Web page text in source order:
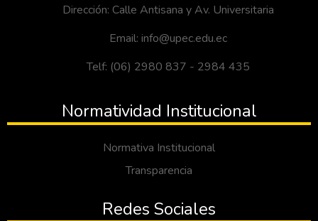
Dirección: Calle Antisana y Av. Universitaria
Email: info@upec.edu.ec
Telf: (06) 2980 837 - 2984 435
Normatividad Institucional
Normativa Institucional
Transparencia
Redes Sociales